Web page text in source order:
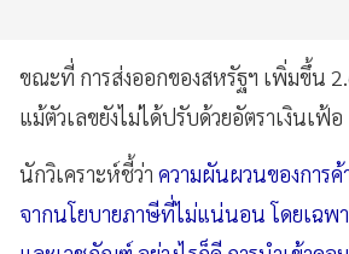
ขณะที่ การส่งออกของสหรัฐฯ เพิ่มขึ้น
แม้ตัวเลขยังไม่ได้ปรับด้วยอัตราเงินเฟ้อ
นักวิเคราะห์ชี้ว่า ความผันผวนของการ
จากนโยบายภาษีที่ไม่แน่นอน โดยเฉพา